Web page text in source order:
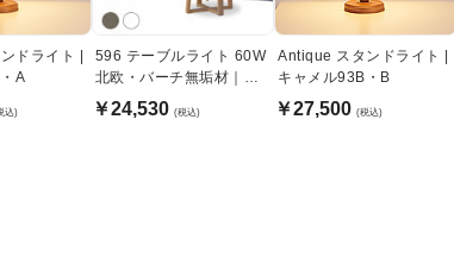
ドライト |
A
込)
596 テーブルライト 60W
北欧・バーチ無垢材｜全2
色
￥24,530 (税込)
Antique スタンドライト |
キャメル93B・B
￥27,500 (税込)